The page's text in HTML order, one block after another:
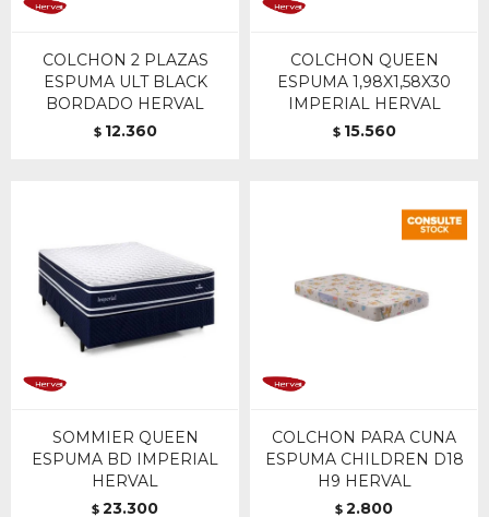
COLCHON 2 PLAZAS
ESPUMA ULT BLACK
BORDADO HERVAL
$ 12.360
COLCHON QUEEN
ESPUMA 1,98X1,58X30
IMPERIAL HERVAL
$ 15.560
SOMMIER QUEEN
ESPUMA BD IMPERIAL
HERVAL
$ 23.300
COLCHON PARA CUNA
ESPUMA CHILDREN D18
H9 HERVAL
$ 2.800